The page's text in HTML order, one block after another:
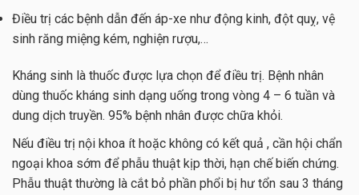
Điều trị các bệnh dẫn đến áp-xe như động kinh, đột quỵ, vệ
sinh răng miệng kém, nghiện rượu,…
Kháng sinh là thuốc được lựa chọn để điều trị. Bệnh nhân
dùng thuốc kháng sinh dạng uống trong vòng 4 – 6 tuần và
dung dịch truyền. 95% bệnh nhân được chữa khỏi.
Nếu điều trị nội khoa ít hoặc không có kết quả , cần hội chẩn
ngoại khoa sớm để phẫu thuật kịp thời, hạn chế biến chứng.
Phẫu thuật thường là cắt bỏ phần phổi bị hư tổn sau 3 tháng